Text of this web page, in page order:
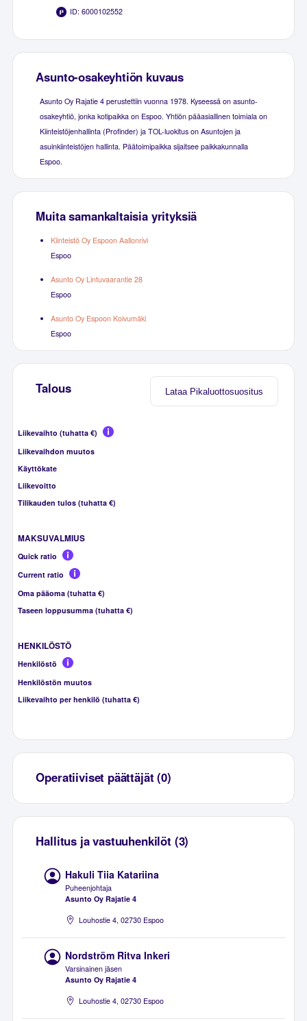
ID: 6000102552
Asunto-osakeyhtiön kuvaus
Asunto Oy Rajatie 4 perustettiin vuonna 1978. Kyseessä on asunto-
osakeyhtiö, jonka kotipaikka on Espoo. Yhtiön pääasiallinen toimiala on
Kiinteistöjenhallinta (Profinder) ja TOL-luokitus on Asuntojen ja
asuinkiinteistöjen hallinta. Päätoimipaikka sijaitsee paikkakunnalla
Espoo.
Muita samankaltaisia yrityksiä
Kiinteistö Oy Espoon Aallonrivi
Espoo
Asunto Oy Lintuvaarantie 28
Espoo
Asunto Oy Espoon Koivumäki
Espoo
Lataa Pikaluottosuositus
Talous
Liikevaihto (tuhatta €)
Liikevaihdon muutos
Käyttökate
Liikevoitto
Tilikauden tulos (tuhatta €)
MAKSUVALMIUS
Quick ratio
Current ratio
Oma pääoma (tuhatta €)
Taseen loppusumma (tuhatta €)
HENKILÖSTÖ
Henkilöstö
Henkilöstön muutos
Liikevaihto per henkilö (tuhatta €)
Operatiiviset päättäjät (0)
Hallitus ja vastuuhenkilöt (3)
Hakuli Tiia Katariina
Puheenjohtaja
Asunto Oy Rajatie 4
Louhostie 4, 02730 Espoo
Nordström Ritva Inkeri
Varsinainen jäsen
Asunto Oy Rajatie 4
Louhostie 4, 02730 Espoo